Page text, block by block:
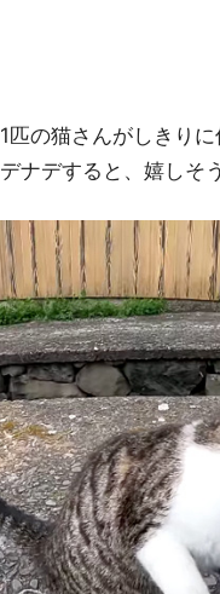
の猫さんがしきり
ナデすると、嬉しそ